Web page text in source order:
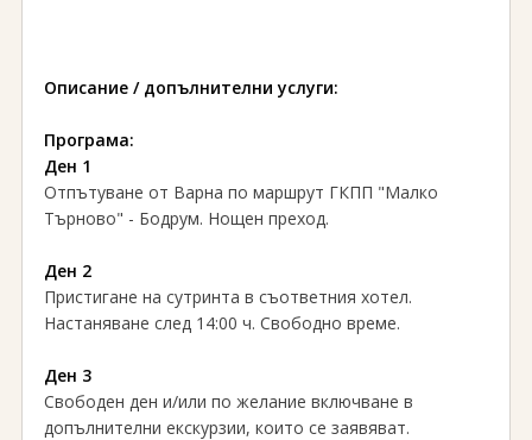
Описание / допълнителни услуги:
Програма:
Ден 1
Отпътуване от Варна по маршрут ГКПП "Малко
Търново" - Бодрум. Нощен преход.
Ден 2
Пристигане на сутринта в съответния хотел.
Настаняване след 14:00 ч. Свободно време.
Ден 3
Свободен ден и/или по желание включване в
допълнителни екскурзии, които се заявяват.